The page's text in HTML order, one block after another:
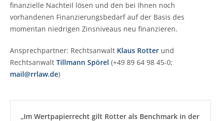
finanzielle Nachteil lösen und den bei Ihnen noch
vorhandenen Finanzierungsbedarf auf der Basis des
momentan niedrigen Zinsniveaus neu finanzieren.
Ansprechpartner: Rechtsanwalt Klaus Rotter und
Rechtsanwalt Tillmann Spörel (+49 89 64 98 45-0;
mail@rrlaw.de)
„Im Wertpapierrecht gilt Rotter als Benchmark in der